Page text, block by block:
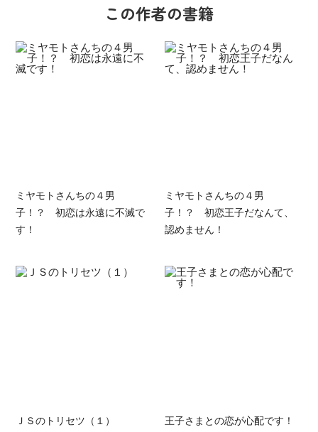
この作者の書籍
ミヤモトさんちの４男
子！？ 初恋は永遠に不滅で
す！
ミヤモトさんちの４男
子！？ 初恋王子だなんて、
認めません！
ＪＳのトリセツ（１） 王子さまとの恋が心配です！